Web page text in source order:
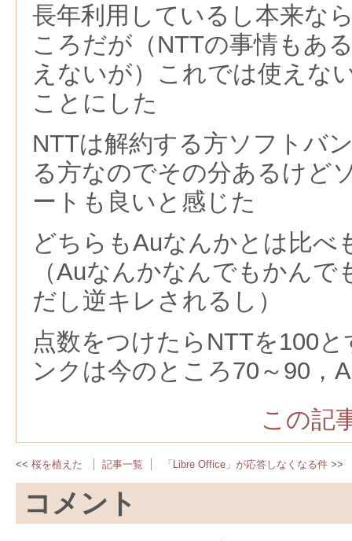
長年利用しているし本来な
ころだが（NTTの事情もあ
えないが）これでは使えな
ことにした
NTTは解約する方ソフトバ
る方なのでその分あるけど
ートも良いと感じた
どちらもAuなんかとは比べ
（Auなんかなんでもかん
だし逆キレされるし）
点数をつけたらNTTを100
ンクは今のところ70～90，
この記
桜を植えた 記事一覧 「Libre Office」が応答しなくなる件
コメント